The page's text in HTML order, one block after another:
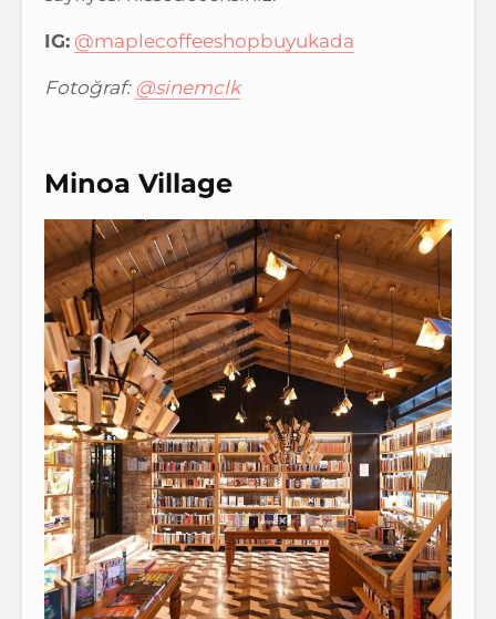
IG: @maplecoffeeshopbuyukada
Fotoğraf: @sinemclk
Minoa Village